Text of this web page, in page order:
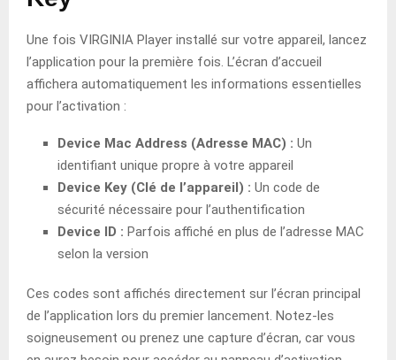
Une fois VIRGINIA Player installé sur votre appareil, lancez
l’application pour la première fois. L’écran d’accueil
affichera automatiquement les informations essentielles
pour l’activation :
Device Mac Address (Adresse MAC) : Un
identifiant unique propre à votre appareil
Device Key (Clé de l’appareil) : Un code de
sécurité nécessaire pour l’authentification
Device ID : Parfois affiché en plus de l’adresse MAC
selon la version
Ces codes sont affichés directement sur l’écran principal
de l’application lors du premier lancement. Notez-les
soigneusement ou prenez une capture d’écran, car vous